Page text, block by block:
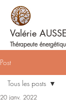
Valérie
Thérapeute
Post
Tous les posts
20 janv. 2022